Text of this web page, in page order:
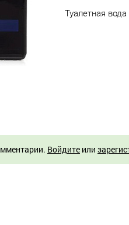
Туалетная
Войдите или